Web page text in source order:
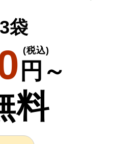
袋
円～
(税込)
料